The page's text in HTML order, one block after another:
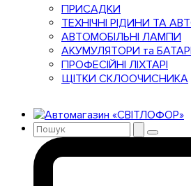
ПРИСАДКИ
ТЕХНІЧНІ РІДИНИ ТА
АВТОМОБІЛЬНІ ЛАМПИ
АКУМУЛЯТОРИ та
ПРОФЕСІЙНІ ЛІХТАРІ
ЩІТКИ СКЛООЧИСНИКА